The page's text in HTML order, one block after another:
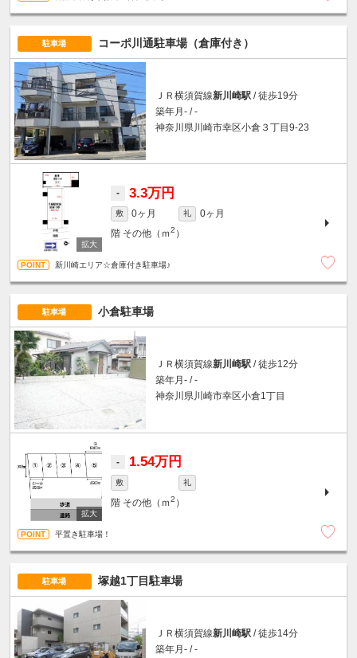
駐車場 コーポ川通駐車場（倉庫付き）
ＪＲ横須賀線新川崎駅 / 徒歩19分
築年月- / -
神奈川県川崎市幸区小倉３丁目9-23
- 3.3万円
敷 0ヶ月 礼
0ヶ月
階 その他（ｍ2 ）
新川崎エリア☆倉庫付き駐車場♪
駐車場 小倉駐車場
ＪＲ横須賀線新川崎駅 / 徒歩12分
築年月- / -
神奈川県川崎市幸区小倉1丁目
- 1.54万円
敷 礼
階 その他（ｍ2 ）
平置き駐車場！
駐車場 塚越1丁目駐車場
ＪＲ横須賀線新川崎駅 / 徒歩14分
築年月- / -